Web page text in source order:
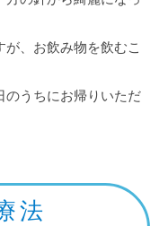
、お飲み物を飲むこ
のうちにお帰りいただ
法